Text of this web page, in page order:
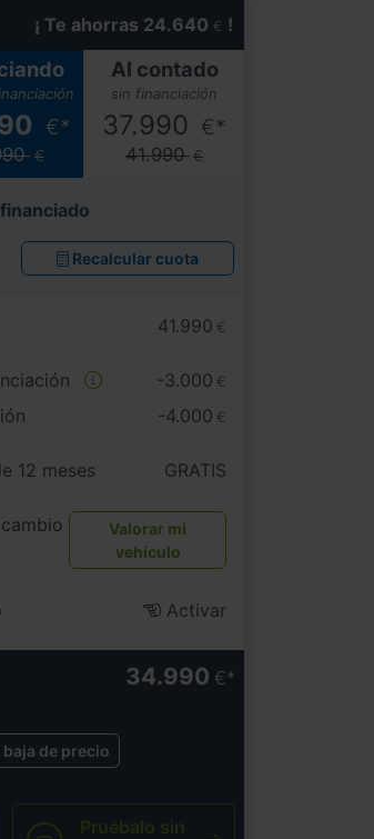
¡ Te ahorras 24.640 € !
€*
€
Al contado
sin financiación
37.990 €*
41.990 €
Recalcular cuota
41.990 €
-3.000 €
-4.000 €
12 meses GRATIS
Valorar mi
vehículo
Activar
34.990 €
de precio
Pruébalo sin